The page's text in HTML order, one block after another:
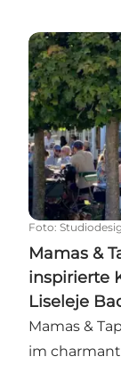
Mamas &
Foto:
Mamas &
inspirierte
Liseleje
Mamas &
im